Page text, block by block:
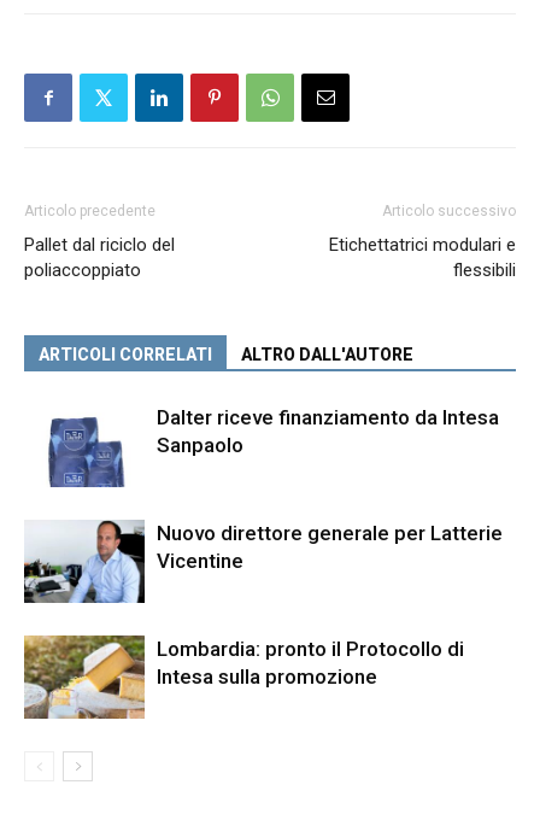
Articolo precedente
Pallet dal riciclo del
poliaccoppiato
Articolo successivo
Etichettatrici modulari e
flessibili
ARTICOLI CORRELATI ALTRO DALL'AUTORE
Dalter riceve finanziamento da Intesa
Sanpaolo
Nuovo direttore generale per Latterie
Vicentine
Lombardia: pronto il Protocollo di
Intesa sulla promozione